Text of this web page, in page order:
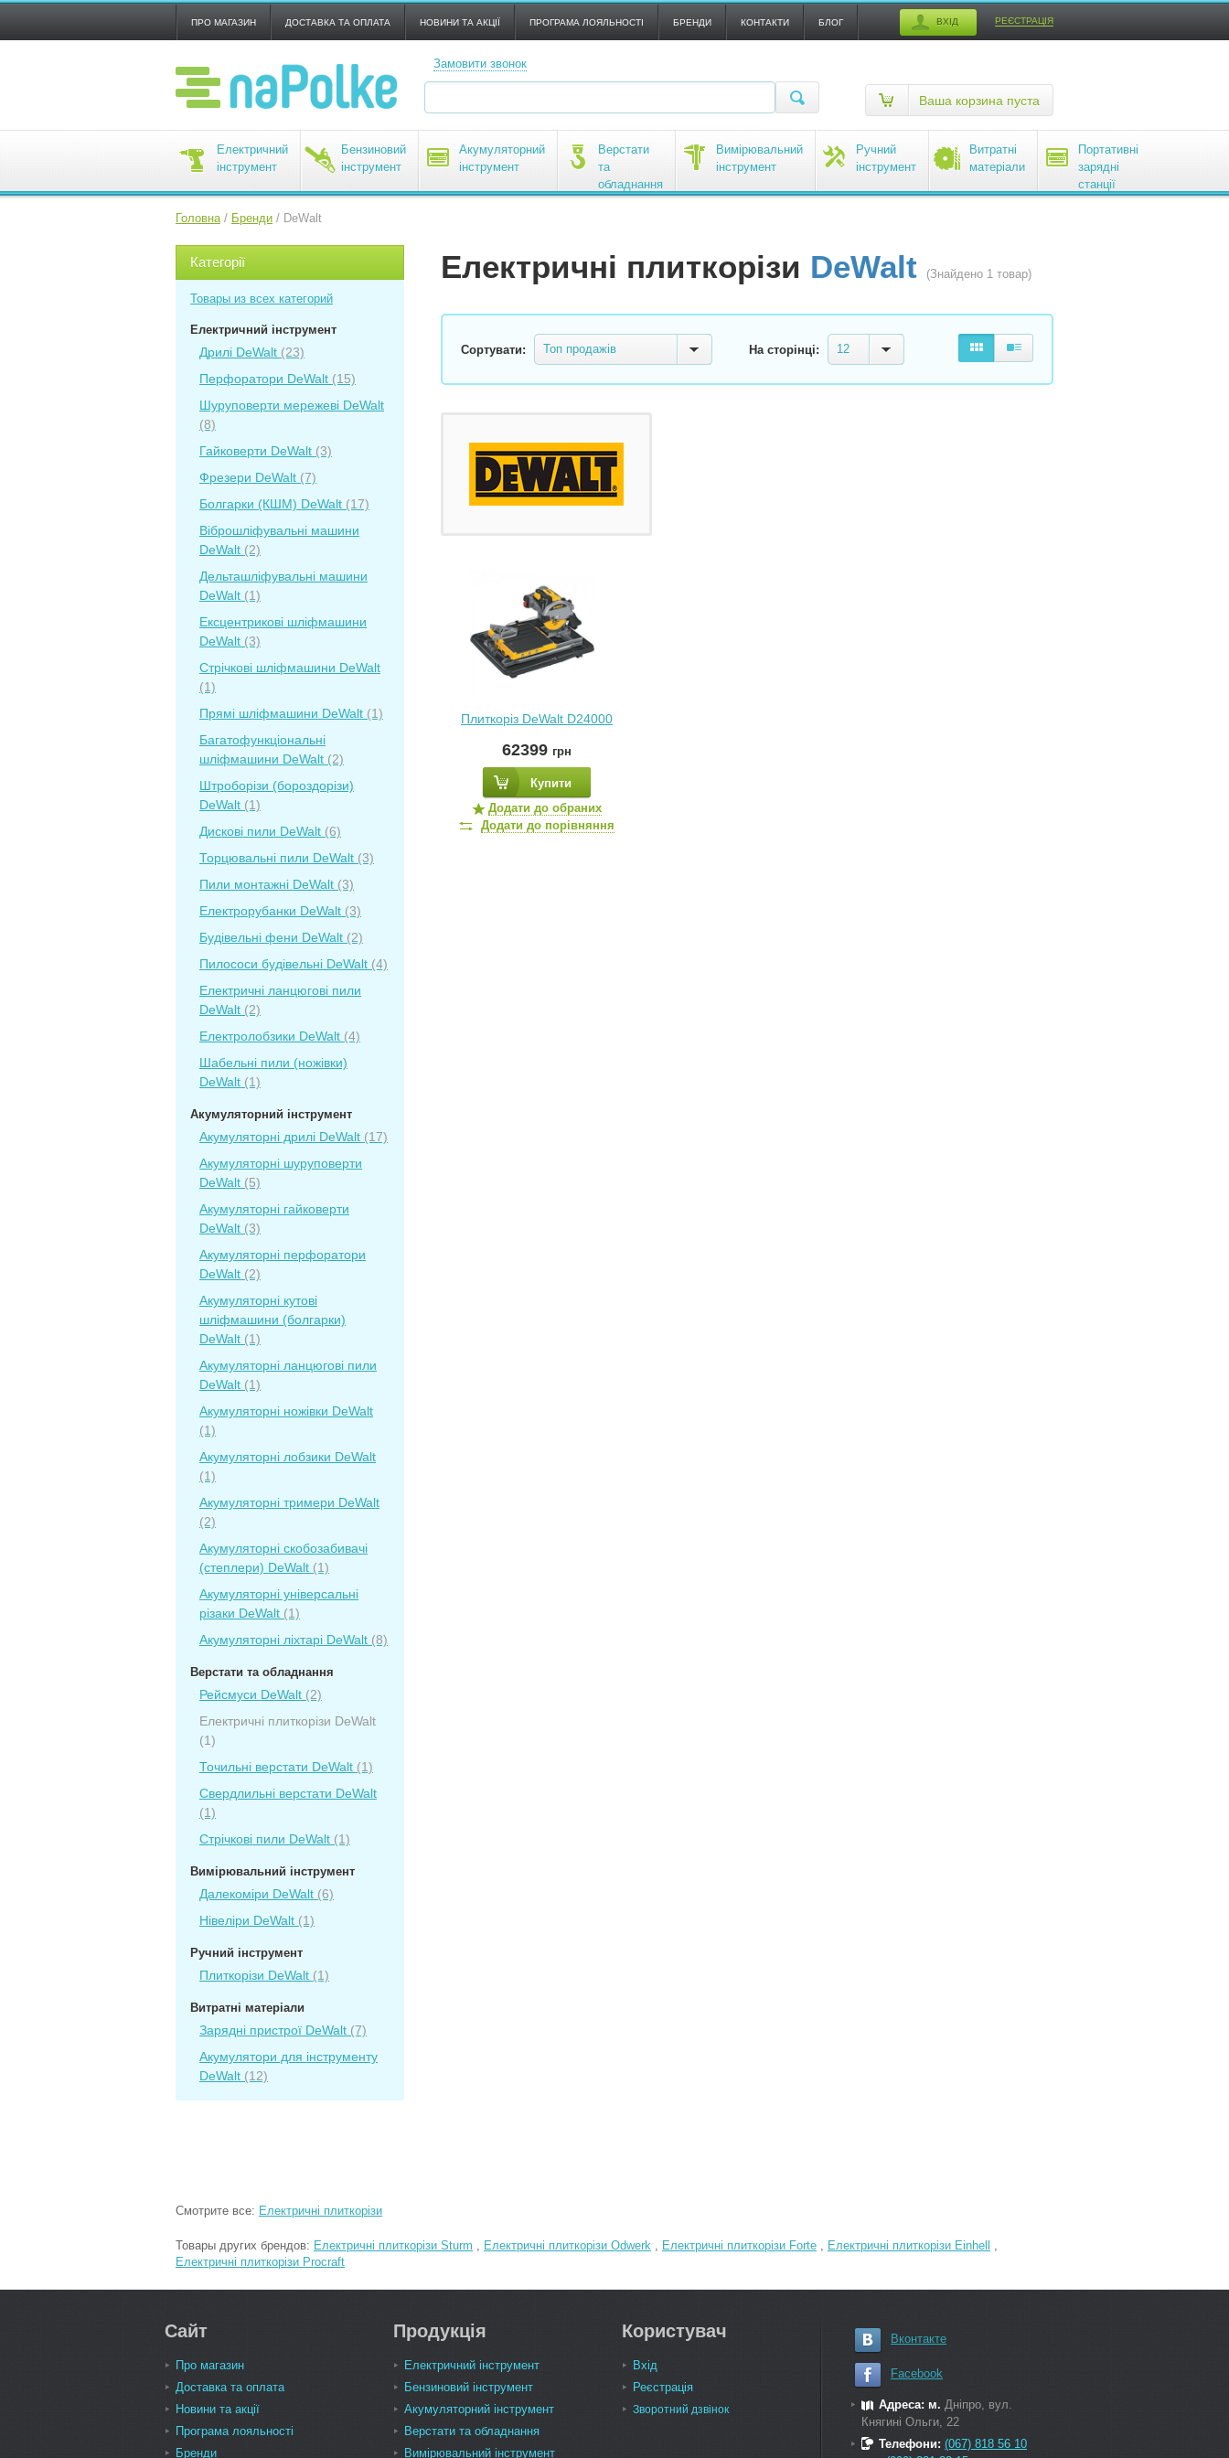
ПРО МАГАЗИН ДОСТАВКА ТА ОПЛАТА НОВИНИ ТА АКЦІЇ ПРОГРАМА ЛОЯЛЬНОСТІ БРЕНДИ КОНТАКТИ БЛОГ ВХІД РЕЄСТРАЦІЯ
Замовити звонок
Ваша корзина пуста
Електричний
інструмент
Бензиновий
інструмент
Акумуляторний
інструмент
Верстати
та
обладнання
Вимірювальний
інструмент
Ручний
інструмент
Витратні
матеріали
Портативні
зарядні
станції
EcoFlow
Головна/ Бренди / DeWalt
Категорії
Товары из всех категорий
Електричний інструмент
Дрилі DeWalt (23)
Перфоратори DeWalt (15)
Шуруповерти мережеві DeWalt
(8)
Гайковерти DeWalt (3)
Фрезери DeWalt (7)
Болгарки (КШМ) DeWalt (17)
Віброшліфувальні машини
DeWalt (2)
Дельташліфувальні машини
DeWalt (1)
Ексцентрикові шліфмашини
DeWalt (3)
Стрічкові шліфмашини DeWalt
(1)
Прямі шліфмашини DeWalt (1)
Багатофункціональні
шліфмашини DeWalt (2)
Штроборізи (бороздорізи)
DeWalt (1)
Дискові пили DeWalt (6)
Торцювальні пили DeWalt (3)
Пили монтажні DeWalt (3)
Електрорубанки DeWalt (3)
Будівельні фени DeWalt (2)
Пилососи будівельні DeWalt (4)
Електричні ланцюгові пили
DeWalt (2)
Електролобзики DeWalt (4)
Шабельні пили (ножівки)
DeWalt (1)
Акумуляторний інструмент
Акумуляторні дрилі DeWalt (17)
Акумуляторні шуруповерти
DeWalt (5)
Акумуляторні гайковерти
DeWalt (3)
Акумуляторні перфоратори
DeWalt (2)
Акумуляторні кутові
шліфмашини (болгарки)
DeWalt (1)
Акумуляторні ланцюгові пили
DeWalt (1)
Акумуляторні ножівки DeWalt
(1)
Акумуляторні лобзики DeWalt
(1)
Акумуляторні тримери DeWalt
(2)
Акумуляторні скобозабивачі
(степлери) DeWalt (1)
Акумуляторні універсальні
різаки DeWalt (1)
Акумуляторні ліхтарі DeWalt (8)
Верстати та обладнання
Рейсмуси DeWalt (2)
Електричні плиткорізи DeWalt
(1)
Точильні верстати DeWalt (1)
Свердлильні верстати DeWalt
(1)
Стрічкові пили DeWalt (1)
Вимірювальний інструмент
Далекоміри DeWalt (6)
Нівеліри DeWalt (1)
Ручний інструмент
Плиткорізи DeWalt (1)
Витратні матеріали
Зарядні пристрої DeWalt (7)
Акумулятори для інструменту
DeWalt (12)
Електричні плиткорізи DeWalt (Знайдено 1 товар)
Сортувати: Топ продажів На сторінці: 12
Плиткоріз DeWalt D24000
62399 грн
Купити
Додати до обраних
Додати до порівняння
Смотрите все: Електричні плиткорізи
Товары других брендов: Електричні плиткорізи Sturm , Електричні плиткорізи Odwerk , Електричні плиткорізи Forte , Електричні плиткорізи Einhell
,
Електричні плиткорізи Procraft
Сайт
Про магазин
Доставка та оплата
Новини та акції
Програма лояльності
Бренди
Продукція
Електричний інструмент
Бензиновий інструмент
Акумуляторний інструмент
Верстати та обладнання
Вимірювальний інструмент
Користувач
Вхід
Реєстрація
Зворотний дзвінок
Вконтакте
Facebook
Адреса: м. Дніпро, вул.
Княгині Ольги, 22
Телефони: (067) 818 56 10